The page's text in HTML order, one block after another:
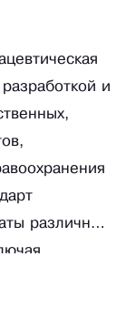
и
различных